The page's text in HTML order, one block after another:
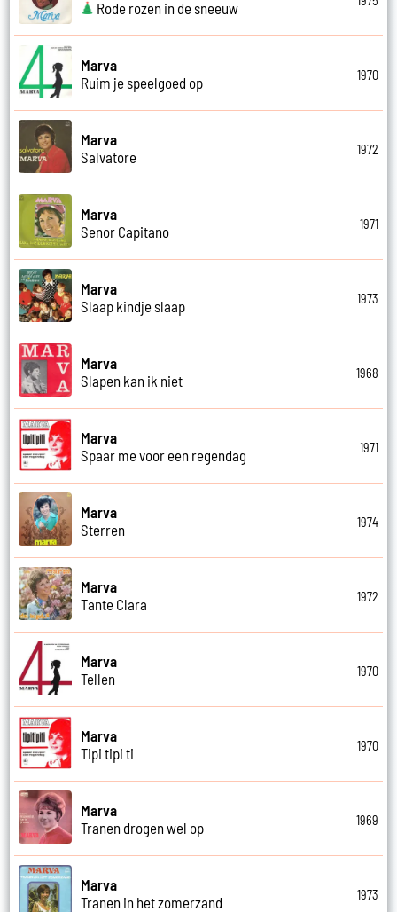
Rode rozen in de sneeuw
Marva
Ruim je speelgoed op
1970
Marva
Salvatore
1972
Marva
Senor Capitano
1971
Marva
Slaap kindje slaap
1973
Marva
Slapen kan ik niet
1968
Marva
Spaar me voor een regendag
1971
Marva
Sterren
1974
Marva
Tante Clara
1972
Marva
Tellen
1970
Marva
Tipi tipi ti
1970
Marva
Tranen drogen wel op
1969
Marva
Tranen in het zomerzand
1973